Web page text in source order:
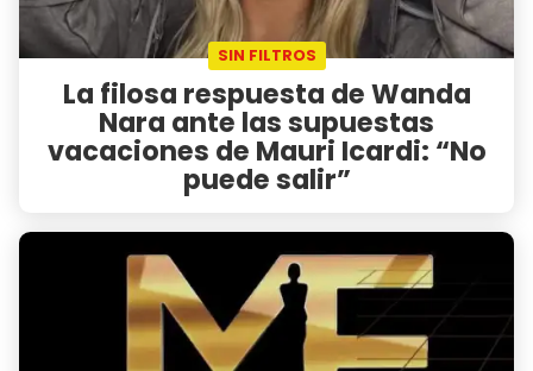
SIN FILTROS
La filosa respuesta de Wanda
Nara ante las supuestas
vacaciones de Mauri Icardi: “No
puede salir”